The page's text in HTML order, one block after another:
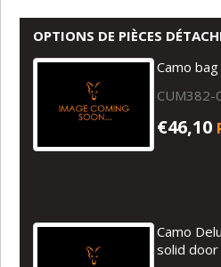
OPTIONS DE PIÈCES
Camo bag
CUM382-
€46,10
Camo
solid door